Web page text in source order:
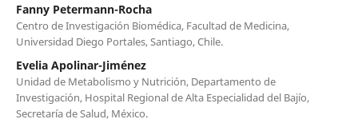
Fanny Petermann-Rocha
Centro de Investigación Biomédica, Facultad de Medicina,
Universidad Diego Portales, Santiago, Chile.
Evelia Apolinar-Jiménez
Unidad de Metabolismo y Nutrición, Departamento de
Investigación, Hospital Regional de Alta Especialidad del Bajío,
Secretaría de Salud, México.